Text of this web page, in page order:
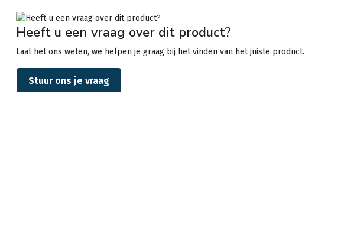
Heeft u een vraag over dit product?
Laat het ons weten, we helpen je graag bij het vinden van het juiste product.
Stuur ons je vraag